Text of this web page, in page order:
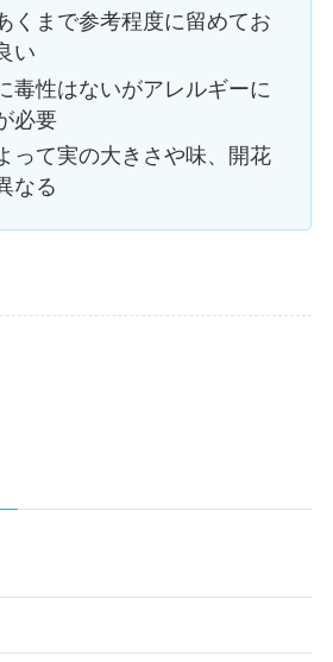
くまで参考程度に留めてお
い
毒性はないがアレルギーに
必要
って実の大きさや味、開花
なる